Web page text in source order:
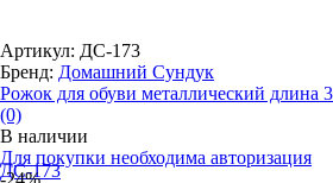
Артикул: ДС-173
Бренд: Домашний Сундук
Рожок для обуви металлический
(0)
В наличии
Для покупки необходима авторизация
-24%